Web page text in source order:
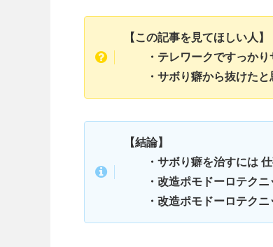
【この記事を見てほしい人】
・テレワークですっかり
・サボり癖から抜けたと
【結論】
・サボり癖を治すには 仕
・改造ポモドーロテクニ
・改造ポモドーロテクニ